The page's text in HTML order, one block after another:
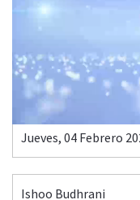
COMO ATENDER AL
FARMACIA
Jueves, 04 Febrero
Ishoo Budhrani
00:00